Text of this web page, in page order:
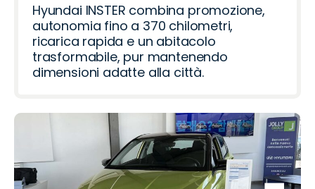
Hyundai INSTER combina promozione,
autonomia fino a 370 chilometri,
ricarica rapida e un abitacolo
trasformabile, pur mantenendo
dimensioni adatte alla città.